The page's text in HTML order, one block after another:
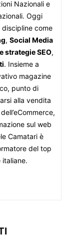
Nazionali e
Oggi
discipline come
, Social Media
strategie SEO,
. Insieme a
magazine
punto di
alla vendita
sul web
Camatari è
del top